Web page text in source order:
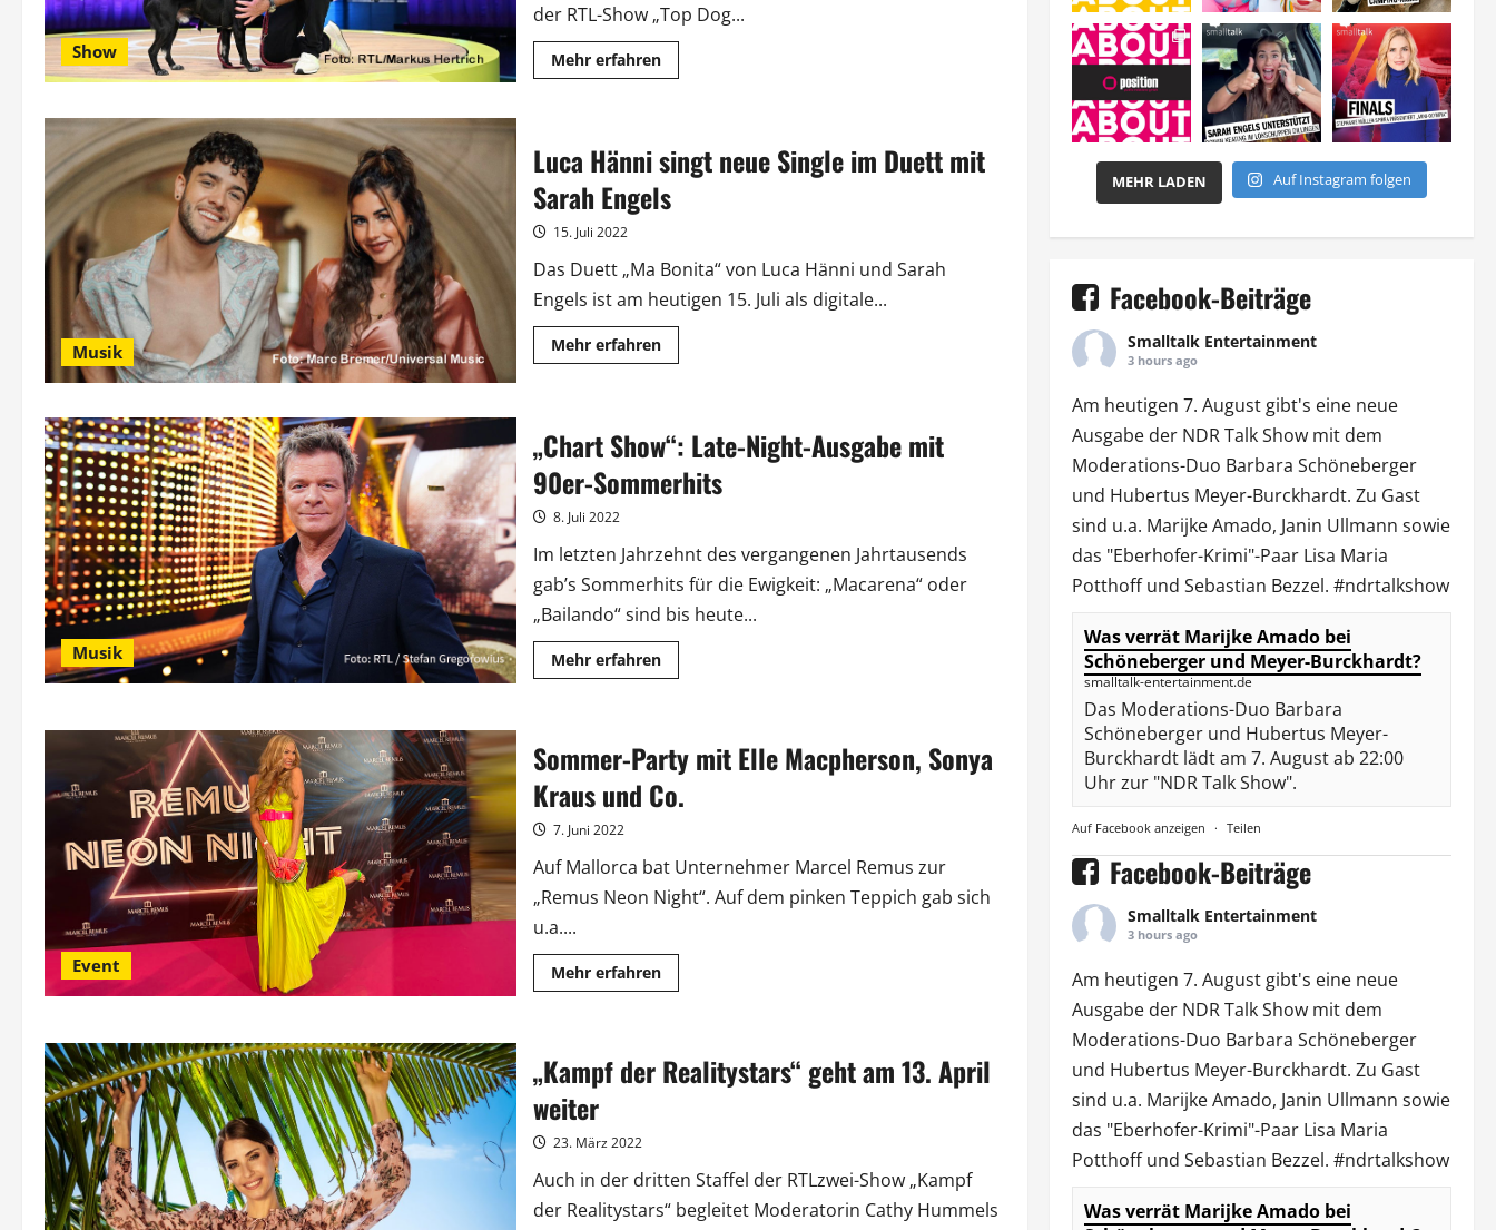
Show
der RTL-Show „Top Dog...
Mehr erfahrenMehr
Informationen
Action
mit
Promis
und
ihren
Musik
Luca Hänni singt neue Single im Duett mit
Sarah Engels
15. Juli 2022
Das Duett „Ma Bonita“ von Luca Hänni und Sarah
Engels ist am heutigen 15. Juli als digitale...
Mehr erfahrenMehr
Informationen
neue
Single
Duett
mit
Musik
„Chart Show“: Late-Night-Ausgabe mit
90er-Sommerhits
8. Juli 2022
Im letzten Jahrzehnt des vergangenen Jahrtausends
gab’s Sommerhits für die Ewigkeit: „Macarena“ oder
„Bailando“ sind bis heute...
Mehr erfahrenMehr
Informationen
Night-
Ausgabe
mit
90er-
Sommerhits
Event
Sommer-Party mit Elle Macpherson, Sonya
Kraus und Co.
7. Juni 2022
Auf Mallorca bat Unternehmer Marcel Remus zur
„Remus Neon Night“. Auf dem pinken Teppich gab sich
u.a....
Mehr erfahrenMehr
Informationen
Elle
Macpherson,
„Kampf der Realitystars“ geht am 13. April
weiter
23. März 2022
Auch in der dritten Staffel der RTLzwei-Show „Kampf
der Realitystars“ begleitet Moderatorin Cathy Hummels
MEHR LADEN Auf Instagram folgen
Facebook-Beiträge
Smalltalk Entertainment
3 hours ago
Am heutigen 7. August gibt's eine neue
Ausgabe der NDR Talk Showmit dem
Moderations-Duo Barbara Schöneberger
und Hubertus Meyer-Burckhardt. Zu Gast
sind u.a. Marijke Amado, Janin Ullmann sowie
das "Eberhofer-Krimi"-Paar Lisa Maria
Potthoff und Sebastian Bezzel. #ndrtalkshow
Was verrät Marijke Amado bei
Schöneberger und Meyer-Burckhardt?
smalltalk-entertainment.de
Das Moderations-Duo Barbara
Schöneberger und Hubertus Meyer-
Burckhardt lädt am 7. August ab 22:00
Uhr zur "NDR Talk Show".
Auf Facebook anzeigen · Teilen
Facebook-Beiträge
Smalltalk Entertainment
3 hours ago
Am heutigen 7. August gibt's eine neue
Ausgabe der NDR Talk Showmit dem
Moderations-Duo Barbara Schöneberger
und Hubertus Meyer-Burckhardt. Zu Gast
sind u.a. Marijke Amado, Janin Ullmann sowie
das "Eberhofer-Krimi"-Paar Lisa Maria
Potthoff und Sebastian Bezzel. #ndrtalkshow
Was verrät Marijke Amado bei